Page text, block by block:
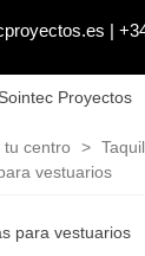
|
tu centro >
vestuarios